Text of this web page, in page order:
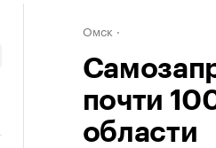
Омск
почти
области